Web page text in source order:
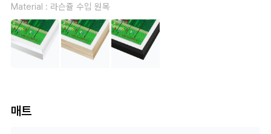
Material : 라슨쥴 수입 원목
매트